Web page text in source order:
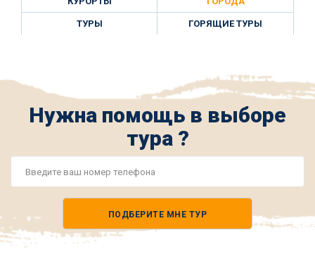
ТУРЫ ГОРЯЩИЕ ТУРЫ
Нужна помощь в выборе
тура ?
ПОДБЕРИТЕ МНЕ ТУР